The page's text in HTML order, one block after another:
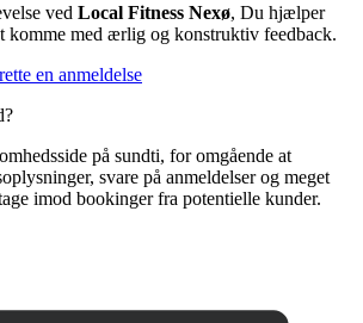
ved Local Fitness Nexø, Du hjælper
komme med ærlig og konstruktiv feedback.
en anmeldelse
på sundti, for omgående at
svare på anmeldelser og meget
imod bookinger fra potentielle kunder.